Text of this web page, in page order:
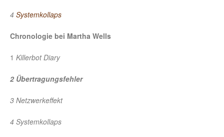
4 Systemkollaps
Chronologie bei Martha Wells
1 Killerbot Diary
2 Übertragungsfehler
3 Netzwerkeffekt
4 Systemkollaps